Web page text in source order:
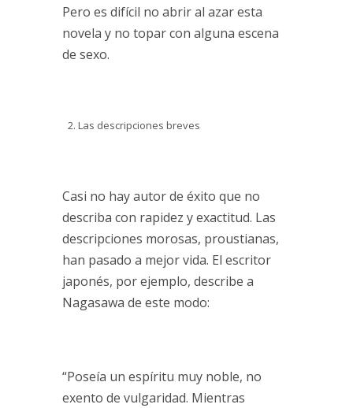
Pero es difícil no abrir al azar esta
novela y no topar con alguna escena
de sexo.
Las descripciones breves
Casi no hay autor de éxito que no
describa con rapidez y exactitud. Las
descripciones morosas, proustianas,
han pasado a mejor vida. El escritor
japonés, por ejemplo, describe a
Nagasawa de este modo:
“Poseía un espíritu muy noble, no
exento de vulgaridad. Mientras